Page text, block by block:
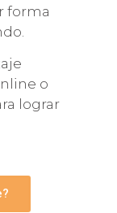
forma
o
lograr